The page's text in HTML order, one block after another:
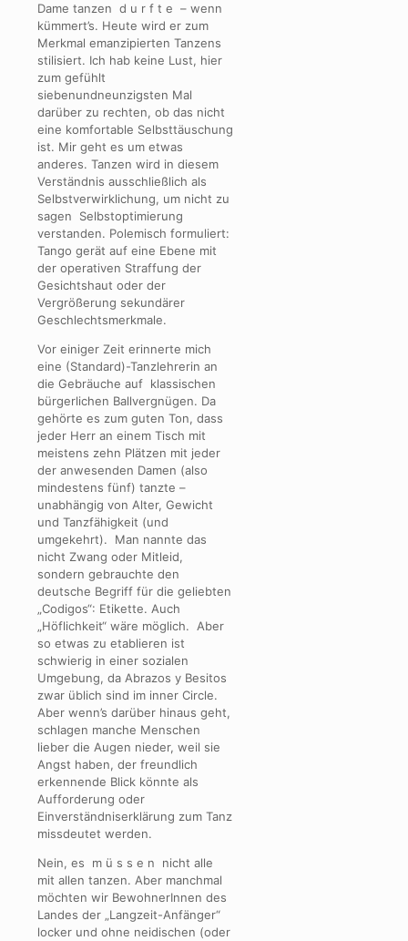
Dame tanzen d u r f t e – wenn
kümmert’s. Heute wird er zum
Merkmal emanzipierten Tanzens
stilisiert. Ich hab keine Lust, hier
zum gefühlt
siebenundneunzigsten Mal
darüber zu rechten, ob das nicht
eine komfortable Selbsttäuschung
ist. Mir geht es um etwas
anderes. Tanzen wird in diesem
Verständnis ausschließlich als
Selbstverwirklichung, um nicht zu
sagen Selbstoptimierung
verstanden. Polemisch formuliert:
Tango gerät auf eine Ebene mit
der operativen Straffung der
Gesichtshaut oder der
Vergrößerung sekundärer
Geschlechtsmerkmale.
Vor einiger Zeit erinnerte mich
eine (Standard)-Tanzlehrerin an
die Gebräuche auf klassischen
bürgerlichen Ballvergnügen. Da
gehörte es zum guten Ton, dass
jeder Herr an einem Tisch mit
meistens zehn Plätzen mit jeder
der anwesenden Damen (also
mindestens fünf) tanzte –
unabhängig von Alter, Gewicht
und Tanzfähigkeit (und
umgekehrt). Man nannte das
nicht Zwang oder Mitleid,
sondern gebrauchte den
deutsche Begriff für die geliebten
„Codigos“: Etikette. Auch
„Höflichkeit“ wäre möglich. Aber
so etwas zu etablieren ist
schwierig in einer sozialen
Umgebung, da Abrazos y Besitos
zwar üblich sind im inner Circle.
Aber wenn’s darüber hinaus geht,
schlagen manche Menschen
lieber die Augen nieder, weil sie
Angst haben, der freundlich
erkennende Blick könnte als
Aufforderung oder
Einverständniserklärung zum Tanz
missdeutet werden.
Nein, es m ü s s e n nicht alle
mit allen tanzen. Aber manchmal
möchten wir BewohnerInnen des
Landes der „Langzeit-Anfänger“
locker und ohne neidischen (oder